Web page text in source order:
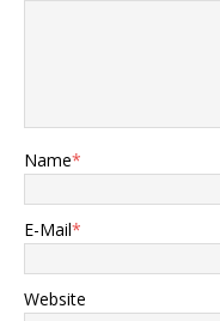
Name*
E-Mail*
Website